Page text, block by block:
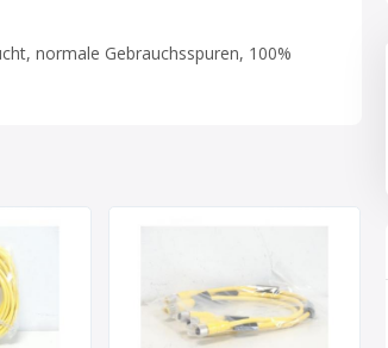
normale Gebrauchsspuren, 100%